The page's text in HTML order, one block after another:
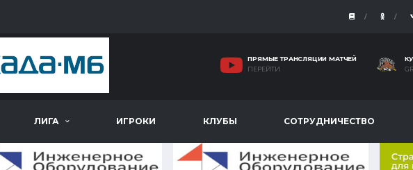
ПРЯМЫЕ ТРАНСЛЯЦИИ МАТЧЕЙ
ПЕРЕЙТИ
ЛИГА ИГРОКИ КЛУБЫ СОТРУДНИЧЕСТВО